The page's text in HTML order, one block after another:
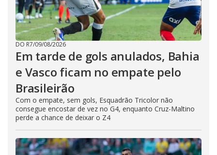
DO R7/09/08/2026
Em tarde de gols anulados, Bahia
e Vasco ficam no empate pelo
Brasileirão
Com o empate, sem gols, Esquadrão Tricolor não
consegue encostar de vez no G4, enquanto Cruz-Maltino
perde a chance de deixar o Z4